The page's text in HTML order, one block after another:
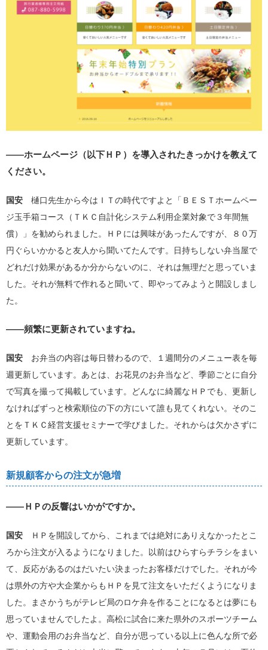
――ホームページ（以下ＨＰ）を導入されたきっかけを教えて
ください。
国安 樋口先生から今はＩＴの時代ですよと「ＢＥＳＴホームペー
ジ玉手箱コース（ＴＫＣ自計化システム利用企業対象で３年間無
償）」を勧められました。ＨＰには興味があったんですが、８０万
円ぐらいかかると友人から聞いてたんです。日持ちしない弁当屋で
どれだけ効果があるか分からないのに、それは無理だと思っていま
した。それが無料で作れると聞いて、即やってみようと開設しまし
た。
――頻繁に更新されていますね。
国安 お弁当の内容は毎日替わるので、１週間分のメニュー表を毎
週更新しています。あとは、お花見のお弁当など、季節ごとに自分
で写真を撮って掲載しています。どんなに綺麗なＨＰでも、更新し
なければずっと検索順位の下の方にいて誰も見てくれない。そのこ
とをＴＫＣ経営支援セミナーで学びました。それからは欠かさずに
更新しています。
新規顧客からの注文が急増
――ＨＰの反響はいかがですか。
国安 ＨＰを開設してから、これまでは絶対にありえなかったとこ
ろから注文が入るようになりました。以前はひらすらチラシをまい
て、反応があるのはだいたい決まったお客様だけでした。それが今
は県外の方や大企業からもＨＰを見て注文をいただくようになりま
した。まさかうちがテレビ局のロケ弁を作ることになるとは夢にも
思っていませんでしたよ。高松に試合に来た県外のスポーツチーム
や、運動会用のお弁当など、自分が思っている以上に色んな所で必